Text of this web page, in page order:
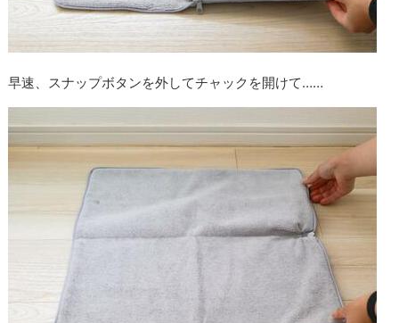
早速、スナップボタンを外してチャックを開けて……